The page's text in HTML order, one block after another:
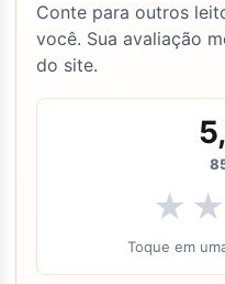
Conte para outros
você. Sua avaliação
do site.
★ ★
Toque em